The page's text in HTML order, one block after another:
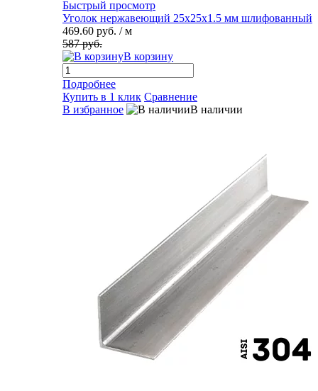
Быстрый просмотр
Уголок нержавеющий 25х25х1.5 мм шлифованный
469.60 руб. / м
587 руб.
В корзину
Подробнее
Купить в 1 клик Сравнение
В избранное
В наличии